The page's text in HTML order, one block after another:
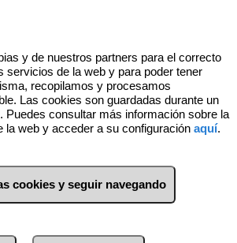
y de nuestros partners para el correcto
servicios de la web y para poder tener
recopilamos y procesamos
Las cookies son guardadas durante un
Puedes consultar más información sobre la
la web y acceder a su configuración aquí.
cookies y seguir navegando